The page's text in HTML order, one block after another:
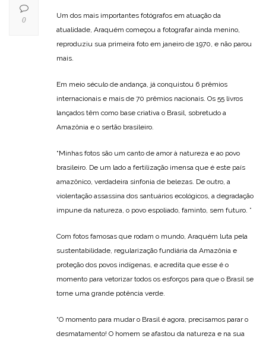
Um dos mais importantes fotógrafos em atuação da
atualidade, Araquém começou a fotografar ainda menino,
reproduziu sua primeira foto em janeiro de 1970, e não parou
mais.
Em meio século de andança, já conquistou 6 prêmios
internacionais e mais de 70 prêmios nacionais. Os 55 livros
lançados têm como base criativa o Brasil, sobretudo a
Amazônia e o sertão brasileiro.
“Minhas fotos são um canto de amor à natureza e ao povo
brasileiro. De um lado a fertilização imensa que é este país
amazônico, verdadeira sinfonia de belezas. De outro, a
violentação assassina dos santuários ecológicos, a degradação
impune da natureza, o povo espoliado, faminto, sem futuro. ”
Com fotos famosas que rodam o mundo, Araquém luta pela
sustentabilidade, regularização fundiária da Amazônia e
proteção dos povos indígenas, e acredita que esse é o
momento para vetorizar todos os esforços para que o Brasil se
torne uma grande potência verde.
“O momento para mudar o Brasil é agora, precisamos parar o
desmatamento! O homem se afastou da natureza e na sua
0